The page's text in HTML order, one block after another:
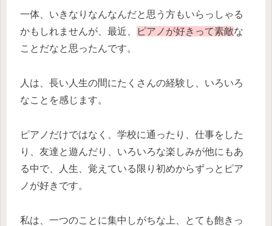
一体、いきなりなんなんだと思う方もいらっしゃる
かもしれませんが、最近、
ピアノが好きって素敵な
ことだなと思ったんです。
人は、長い人生の間にたくさんの経験し、いろいろ
なことを感じます。
ピアノだけではなく、学校に通ったり、仕事をした
り、友達と遊んだり、いろいろな楽しみが他にもあ
る中で、人生、覚えている限り初めからずっとピア
ノが好きです。
私は、一つのことに集中しがちな上、とても飽きっ